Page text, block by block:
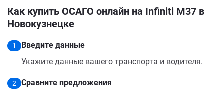
Как купить ОСАГО онлайн на Infiniti M37 в
Новокузнецке
1
Введите данные
Укажите данные вашего транспорта и водителя.
2
Сравните предложения